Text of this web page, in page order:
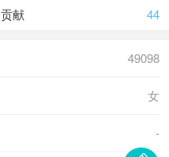
44
贡献
49098
女
-